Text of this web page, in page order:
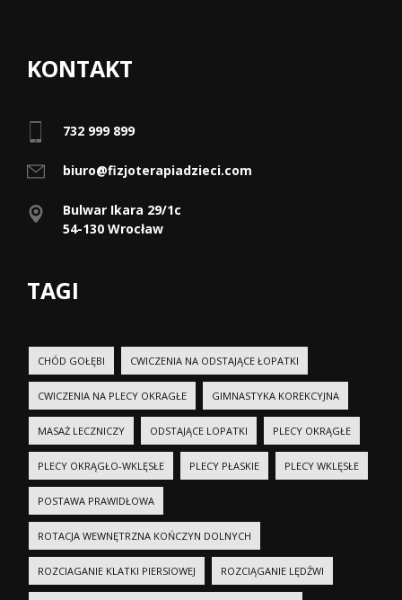
KONTAKT
732 999 899
biuro@fizjoterapiadzieci.com
Bulwar Ikara 29/1c
54-130 Wrocław
TAGI
CHÓD GOŁĘBI CWICZENIA NA ODSTAJĄCE ŁOPATKI
CWICZENIA NA PLECY OKRAGŁE GIMNASTYKA KOREKCYJNA
MASAŻ LECZNICZY ODSTAJĄCE LOPATKI PLECY OKRĄGŁE
PLECY OKRĄGŁO-WKLĘSŁE PLECY PŁASKIE PLECY WKLĘSŁE
POSTAWA PRAWIDŁOWA
ROTACJA WEWNĘTRZNA KOŃCZYN DOLNYCH
ROZCIAGANIE KLATKI PIERSIOWEJ ROZCIĄGANIE LĘDŹWI